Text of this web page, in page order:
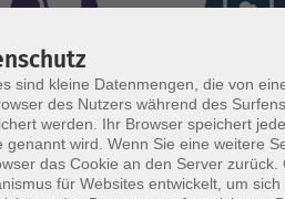
- Integration
sind kleine Datenmengen, die von
des Nutzers während des
werden. Ihr Browser speichert
genannt wird. Wenn Sie eine weitere
das Cookie an den Server
für Websites entwickelt, um